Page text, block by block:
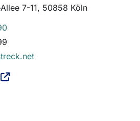
7-11, 50858 Köln